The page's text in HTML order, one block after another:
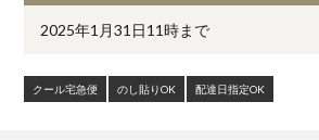
2025年1月31日11時まで
クール宅急便 のし貼りOK 配達日指定OK